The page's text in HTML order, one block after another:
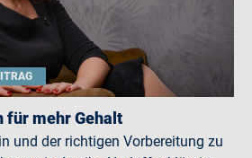
für mehr Gehalt
und der richtigen Vorbereitung zu